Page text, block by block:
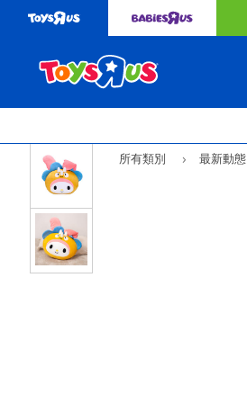
以上可獲得免費送貨服務。了解更多
所有類別 最新動態